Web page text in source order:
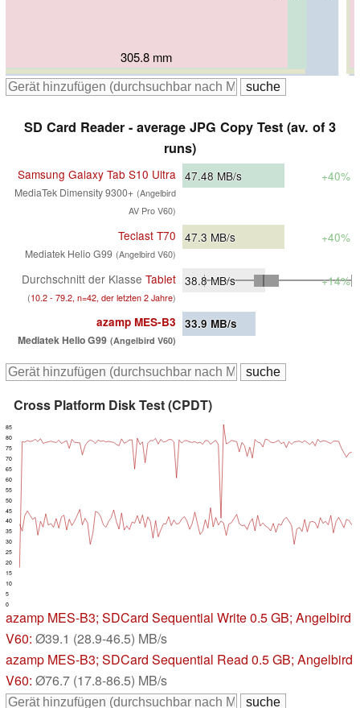
361 mm
325 mm
326.4 mm
305.8 mm
SD Card Reader - average JPG Copy Test (av. of 3
runs)
Samsung Galaxy Tab S10 Ultra
MediaTek Dimensity 9300+ (Angelbird
AV Pro V60)
47.48 MB/s +40%
Teclast T70
Mediatek Helio G99 (Angelbird V60)
47.3 MB/s +40%
Durchschnitt der Klasse Tablet
(10.2 - 79.2, n=42, der letzten 2 Jahre)
38.8MB/s +14%
azamp MES-B3
Mediatek Helio G99 (Angelbird V60)
33.9 MB/s
Cross Platform Disk Test (CPDT)
0
5
10
15
20
25
30
35
40
45
50
55
60
65
70
75
80
85
azamp MES-B3; SDCard Sequential Write 0.5 GB; Angelbird
V60: Ø39.1 (28.9-46.5) MB/s
azamp MES-B3; SDCard Sequential Read 0.5 GB; Angelbird
V60: Ø76.7 (17.8-86.5) MB/s